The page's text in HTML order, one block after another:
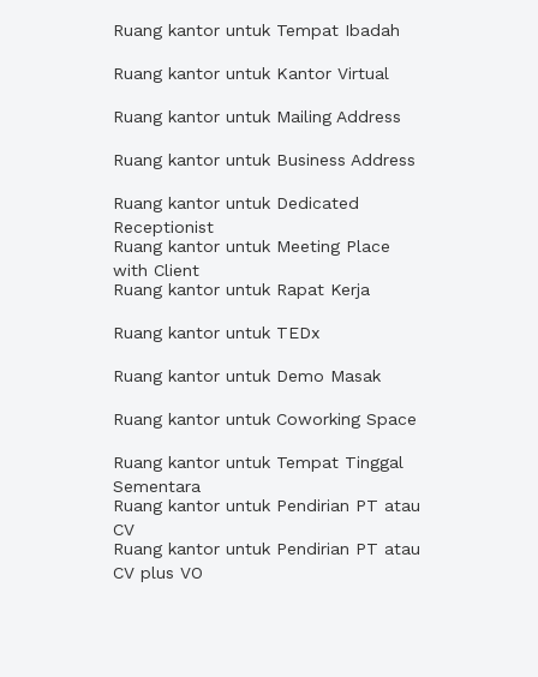
Ruang kantor untuk Tempat Ibadah
Ruang kantor untuk Kantor Virtual
Ruang kantor untuk Mailing Address
Ruang kantor untuk Business Address
Ruang kantor untuk Dedicated
Receptionist
Ruang kantor untuk Meeting Place
with Client
Ruang kantor untuk Rapat Kerja
Ruang kantor untuk TEDx
Ruang kantor untuk Demo Masak
Ruang kantor untuk Coworking Space
Ruang kantor untuk Tempat Tinggal
Sementara
Ruang kantor untuk Pendirian PT atau
CV
Ruang kantor untuk Pendirian PT atau
CV plus VO